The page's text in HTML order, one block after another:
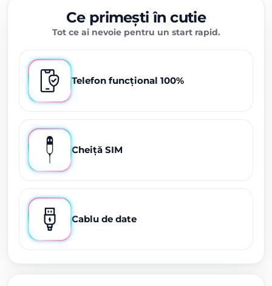
Ce primești în cutie
Tot ce ai nevoie pentru un start rapid.
Telefon funcțional 100%
Cheiță SIM
Cablu de date